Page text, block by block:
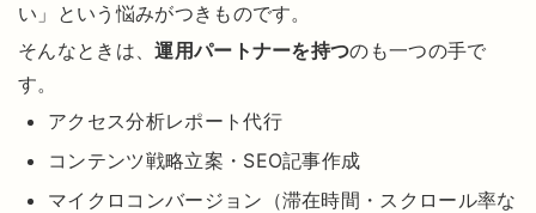
い」という悩みがつきものです。
そんなときは、運用パートナーを持つのも一つの手で
す。
アクセス分析レポート代行
コンテンツ戦略立案・SEO記事作成
マイクロコンバージョン（滞在時間・スクロール率な